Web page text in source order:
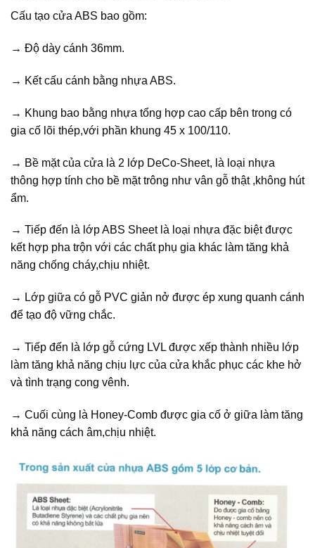
Cấu tạo cửa ABS bao gồm:
→ Độ dày cánh 36mm.
→ Kết cấu cánh bằng nhựa ABS.
→ Khung bao bằng nhựa tổng hợp cao cấp bên trong có
gia cố lõi thép,với phần khung 45 x 100/110.
→ Bề mặt của cửa là 2 lớp DeCo-Sheet, là loại nhựa
thông hợp tính cho bề mặt trông như vân gỗ thật ,không hút
ẩm.
→ Tiếp đến là lớp ABS Sheet là loại nhựa đặc biệt được
kết hợp pha trộn với các chất phụ gia khác làm tăng khả
năng chống cháy,chịu nhiệt.
→ Lớp giữa có gỗ PVC giản nở được ép xung quanh cánh
để tạo độ vững chắc.
→ Tiếp đến là lớp gỗ cứng LVL được xếp thành nhiều lớp
làm tăng khả năng chịu lực của cửa khắc phục các khe hở
và tình trạng cong vênh.
→ Cuối cùng là Honey-Comb được gia cố ở giữa làm tăng
khả năng cách âm,chịu nhiệt.